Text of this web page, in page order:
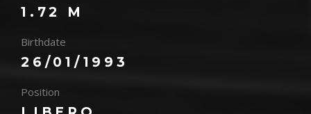
1.72 M
Birthdate
26/01/1993
Position